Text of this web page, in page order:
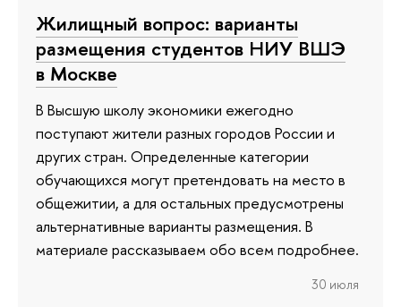
Жилищный вопрос: варианты
размещения студентов НИУ ВШЭ
в Москве
В Высшую школу экономики ежегодно
поступают жители разных городов России и
других стран. Определенные категории
обучающихся могут претендовать на место в
общежитии, а для остальных предусмотрены
альтернативные варианты размещения. В
материале рассказываем обо всем подробнее.
30 июля